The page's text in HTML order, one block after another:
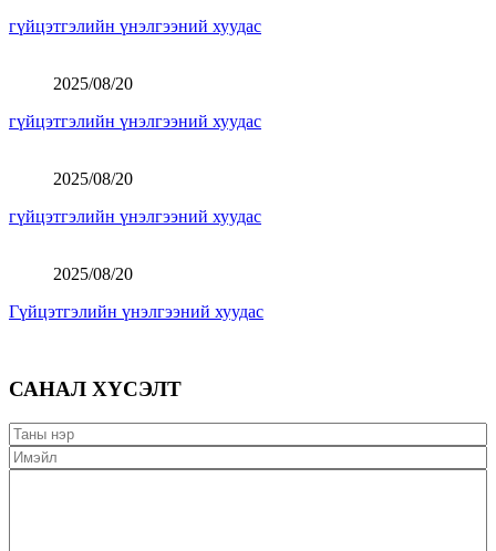
гүйцэтгэлийн үнэлгээний хуудас
2025/08/20
гүйцэтгэлийн үнэлгээний хуудас
2025/08/20
гүйцэтгэлийн үнэлгээний хуудас
2025/08/20
Гүйцэтгэлийн үнэлгээний хуудас
САНАЛ ХҮСЭЛТ